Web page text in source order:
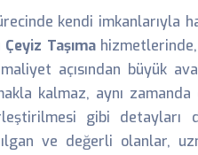
kendi imkanlarıyla
Taşımahizmetlerinde,
açısından büyük
kalmaz, aynı
gibi detayları
ve değerli olanlar,